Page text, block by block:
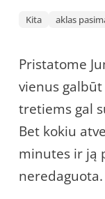
Kita aklas
Pristatome
vienus
tretiems gal
Bet kokiu
minutes ir ją
neredaguota.